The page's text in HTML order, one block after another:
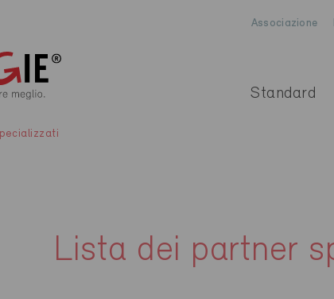
Associazione
Standard
Lista dei partner